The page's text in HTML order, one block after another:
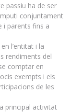
passiu ha de ser
conjuntament
i parents fins a
l’entitat i la
rendiments del
comptar en
exempts i els
de les
principal activitat